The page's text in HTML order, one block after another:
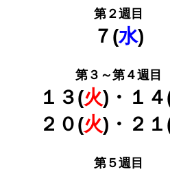
第２週目
７(水)
第３～第４週目
１３(火)・１
２０(火)・２
第５週目